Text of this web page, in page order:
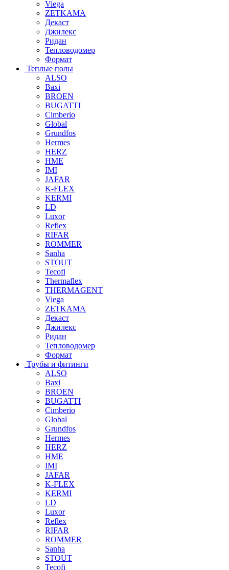
Viega
ZETKAMA
Декаст
Джилекс
Ридан
Тепловодомер
Формат
Теплые полы
ALSO
Baxi
BROEN
BUGATTI
Cimberio
Global
Grundfos
Hermes
HERZ
HME
IMI
JAFAR
K-FLEX
KERMI
LD
Luxor
Reflex
RIFAR
ROMMER
Sanha
STOUT
Tecofi
Thermaflex
THERMAGENT
Viega
ZETKAMA
Декаст
Джилекс
Ридан
Тепловодомер
Формат
Трубы и фитинги
ALSO
Baxi
BROEN
BUGATTI
Cimberio
Global
Grundfos
Hermes
HERZ
HME
IMI
JAFAR
K-FLEX
KERMI
LD
Luxor
Reflex
RIFAR
ROMMER
Sanha
STOUT
Tecofi